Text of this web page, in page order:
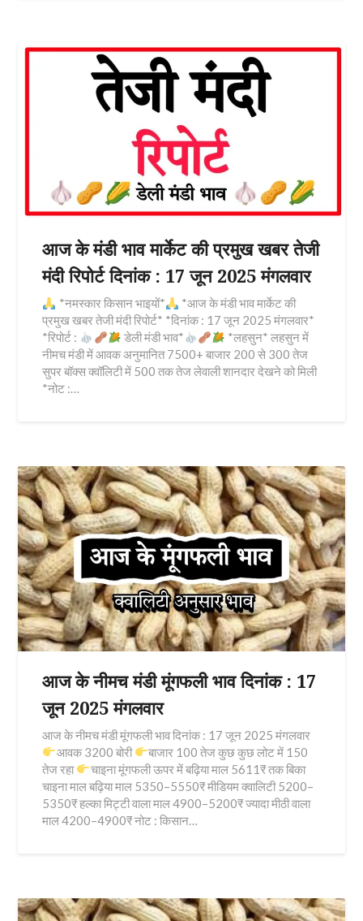
आज के मंडी भाव मार्केट की प्रमुख खबर तेजी
मंदी रिपोर्ट दिनांक : 17 जून 2025 मंगलवार
*नमस्कार किसान भाइयों*
*आज के मंडी भाव मार्केट की
प्रमुख खबर तेजी मंदी रिपोर्ट* *दिनांक : 17 जून 2025 मंगलवार*
*रिपोर्ट :
डेली मंडी भाव*
*लहसुन* लहसुन में
नीमच मंडी में आवक अनुमानित 7500+ बाजार 200 से 300 तेज
सुपर बॉक्स क्वॉलिटी में 500 तक तेज लेवाली शानदार देखने को मिली
*नोट :…
आज के नीमच मंडी मूंगफली भाव दिनांक : 17
जून 2025 मंगलवार
आज के नीमच मंडी मूंगफली भाव दिनांक : 17 जून 2025 मंगलवार
आवक 3200 बोरी
बाजार 100 तेज कुछ कुछ लोट में 150
तेज रहा
चाइना मूंगफली ऊपर में बढ़िया माल 5611₹ तक बिका
चाइना माल बढ़िया माल 5350–5550₹ मीडियम क्वालिटी 5200–
5350₹ हल्का मिट्टी वाला माल 4900–5200₹ ज्यादा मीठी वाला
माल 4200–4900₹ नोट : किसान…